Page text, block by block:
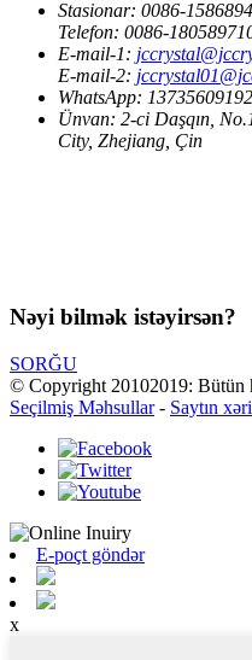
Stasionar: 0086-
Telefon: 0086-
E-mail-1:
E-mail-2:
WhatsApp:
Ünvan: 2-ci Daşqın,
City, Zhejiang, Çin
Nəyi bilmək istəyirsən?
SORĞU
© Copyright 20102019: Bütün
Seçilmiş Məhsullar- Saytın
E-poçt göndər
x